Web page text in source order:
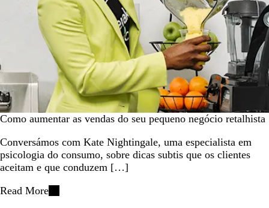
Como aumentar as vendas do seu pequeno negócio retalhista
Conversámos com Kate Nightingale, uma especialista em
psicologia do consumo, sobre dicas subtis que os clientes
aceitam e que conduzem […]
Read More